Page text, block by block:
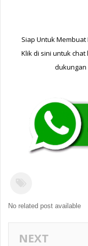
Siap Untuk
Klik di sini untuk
dukungan
No related post available
NEXT